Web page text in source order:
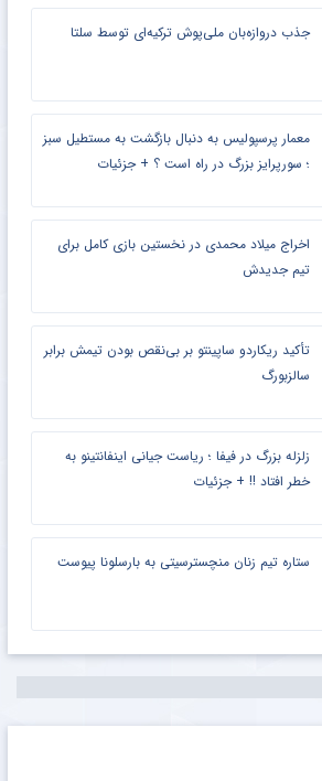
جذب دروازه‌بان ملی‌پوش ترکیه‌ای توسط سلتا
معمار پرسپولیس به دنبال بازگشت به مستطیل سبز
؛ سورپرایز بزرگ در راه است ؟ + جزئیات
اخراج میلاد محمدی در نخستین بازی کامل برای
تیم جدیدش
تأکید ریکاردو ساپینتو بر بی‌نقص بودن تیمش برابر
سالزبورگ
زلزله بزرگ در فیفا ؛ ریاست جیانی اینفانتینو به
خطر افتاد !! + جزئیات
ستاره تیم زنان منچسترسیتی به بارسلونا پیوست